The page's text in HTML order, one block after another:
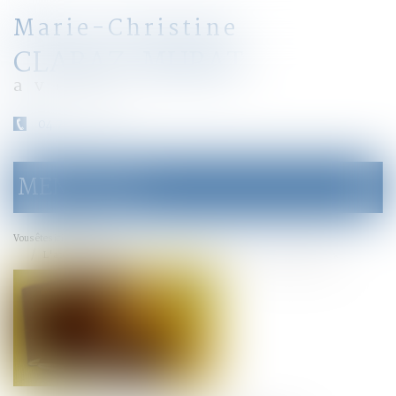
Marie-Christine
CLARAZ-MURAT
avocat
le
menu
MENU
Vous êtes ici :
L'acquisition de la nationalité par mariage face aux devoirs conjugaux